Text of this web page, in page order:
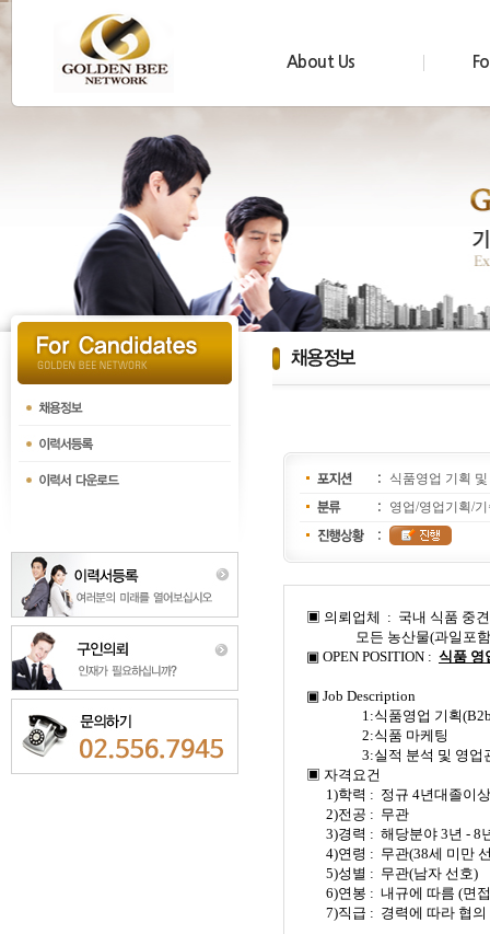
About Us
식품영업 기획
영업/영업기획/
▣ 의뢰업체 : 국내 식품 중
모든 농산물(과일포함
▣ OPEN POSITION : 식품 영
▣ Job Description
1:식품영업 기획
2:식품 마케팅
3:실적 분석 및 영업
▣ 자격요건
1)학력 : 정규 4년대졸이상
2)전공 : 무관
3)경력 : 해당분야 3년 - 8
4)연령 : 무관(38세 미만
5)성별 : 무관(남자 선호)
6)연봉 : 내규에 따름 (면
7)직급 : 경력에 따라 협의